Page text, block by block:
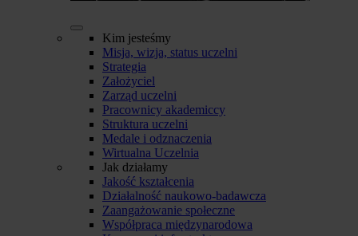
Kim jesteśmy
Misja, wizja, status uczelni
Strategia
Założyciel
Zarząd uczelni
Pracownicy akademiccy
Struktura uczelni
Medale i odznaczenia
Wirtualna Uczelnia
Jak działamy
Jakość kształcenia
Działalność naukowo-badawcza
Zaangażowanie społeczne
Współpraca międzynarodowa